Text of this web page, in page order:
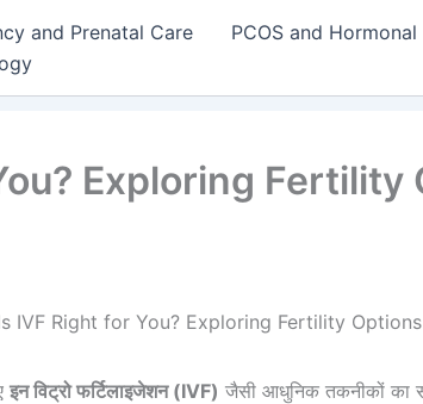
and Prenatal Care PCOS and
Exploring Fertility
IVF Right for You? Exploring Fertility
इन विट्रो फर्टिलाइजेशन (IVF) जैसी आधुनिक तकनीकों का